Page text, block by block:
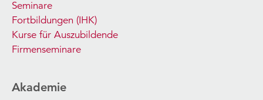
Seminare
Fortbildungen (IHK)
Kurse für Auszubildende
Firmenseminare
Akademie